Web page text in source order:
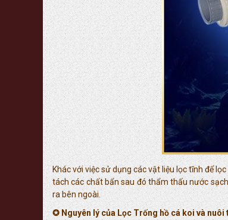
Khác với việc sử dụng các vật liệu lọc tĩnh để
tách các chất bẩn sau đó thẩm thấu nước
ra bên ngoài.
✪ Nguyên lý của Lọc Trống hồ cá koi và